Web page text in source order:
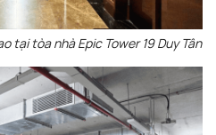
tại tòa nhà Epic Tower 19 Duy Tân